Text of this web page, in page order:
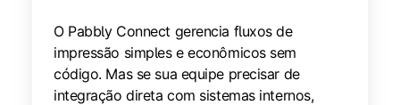
O Pabbly Connect gerencia fluxos de
impressão simples e econômicos sem
código. Mas se sua equipe precisar de
integração direta com sistemas internos,